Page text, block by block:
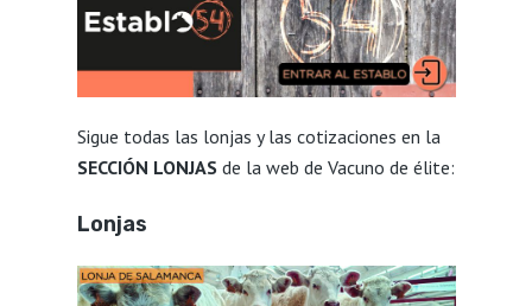
Sigue todas las lonjas y las cotizaciones en la
SECCIÓN LONJAS de la web de Vacuno de élite:
Lonjas